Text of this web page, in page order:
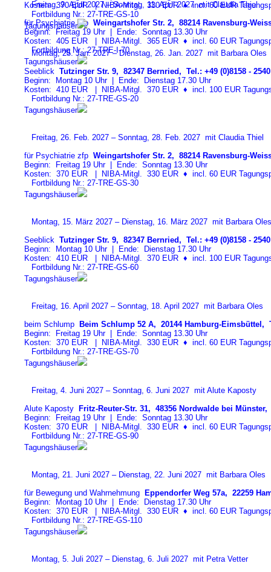
Freitag, 9. April 2027 – Sonntag, 11. April 2027 mit Claudia Thiel
für Psychiatrie zfp Weingartshofer Str. 2, 88214 Ravensburg-
Beginn: Freitag 19 Uhr | Ende: Sonntag 13.30 Uhr
Kosten: 405 EUR | NIBA-Mitgl. 365 EUR ♦ incl. 60 EUR
Fortbildung Nr.: 27-TRE-I-70
Tagungshäuser
Kosten: 370 EUR | NIBA-Mitgl. 330 EUR♦incl. 60 EUR
Fortbildung Nr.: 27-TRE-GS-10
Tagungshäuser
Montag, 25. Jan. 2027 – Dienstag, 26. Jan. 2027 mit Barbara Oles
Seeblick Tutzinger Str. 9, 82347 Bernried, Tel.: +49 (0)8158 - 2540
Beginn: Montag 10 Uhr | Ende: Dienstag 17.30 Uhr
Kosten: 410 EUR | NIBA-Mitgl. 370 EUR ♦ incl. 100 EUR
Fortbildung Nr.: 27-TRE-GS-20
Tagungshäuser
Freitag, 26. Feb. 2027 – Sonntag, 28. Feb. 2027 mit Claudia Thiel
für Psychiatrie zfp Weingartshofer Str. 2, 88214 Ravensburg-
Beginn: Freitag 19 Uhr | Ende: Sonntag 13.30 Uhr
Kosten: 370 EUR | NIBA-Mitgl. 330 EUR ♦ incl. 60 EUR
Fortbildung Nr.: 27-TRE-GS-30
Tagungshäuser
Montag, 15. März 2027 – Dienstag, 16. März 2027 mit Barbara Oles
Seeblick Tutzinger Str. 9, 82347 Bernried, Tel.: +49 (0)8158 - 2540
Beginn: Montag 10 Uhr | Ende: Dienstag 17.30 Uhr
Kosten: 410 EUR | NIBA-Mitgl. 370 EUR ♦ incl. 100 EUR
Fortbildung Nr.: 27-TRE-GS-60
Tagungshäuser
Freitag, 16. April 2027 – Sonntag, 18. April 2027 mit Barbara Oles
beim Schlump
Beim Schlump 52 A, 20144 Hamburg-Eimsbüttel,
Beginn: Freitag 19 Uhr | Ende: Sonntag 13.30 Uhr
Kosten: 370 EUR | NIBA-Mitgl. 330 EUR ♦ incl. 60 EUR
Fortbildung Nr.: 27-TRE-GS-70
Tagungshäuser
Freitag, 4. Juni 2027 – Sonntag, 6. Juni 2027 mit Alute Kaposty
Alute Kaposty
Fritz-Reuter-Str. 31, 48356 Nordwalde bei Münster,
Beginn: Freitag 19 Uhr | Ende: Sonntag 13.30 Uhr
Kosten: 370 EUR | NIBA-Mitgl. 330 EUR ♦ incl. 60 EUR
Fortbildung Nr.: 27-TRE-GS-90
Tagungshäuser
Montag, 21. Juni 2027 – Dienstag, 22. Juni 2027 mit Barbara Oles
für Bewegung und Wahrnehmung
Eppendorfer Weg 57a, 22259
Beginn: Montag 10 Uhr | Ende: Dienstag 17.30 Uhr
Kosten: 370 EUR | NIBA-Mitgl. 330 EUR ♦ incl. 60 EUR
Fortbildung Nr.: 27-TRE-GS-110
Tagungshäuser
Montag, 5. Juli 2027 – Dienstag, 6. Juli 2027 mit Petra Vetter